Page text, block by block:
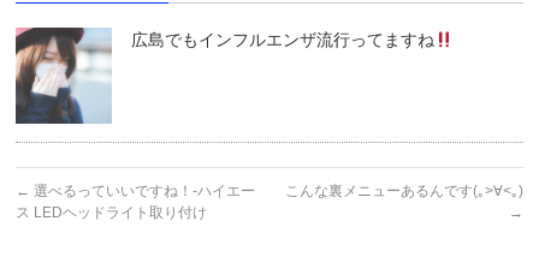
広島でもインフルエンザ流行ってますね
← 選べるっていいですね！-ハイエー
ス LEDヘッドライト取り付け
こんな裏メニューあるんです(｡>∀<｡)
→